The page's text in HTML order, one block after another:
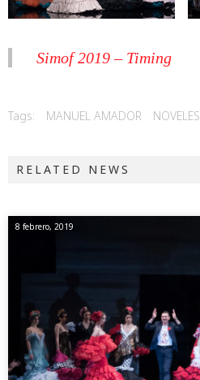
Simof 2019 – Timing
Tags: MANUEL AMADOR NOVELES
RELATED NEWS
8 febrero, 2019